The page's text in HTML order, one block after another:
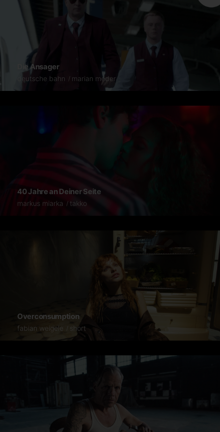
Die Ansager
deutsche bahn marian meder
40 Jahre an Deiner Seite
markus miarka takko
Overconsumption
fabian weigele short